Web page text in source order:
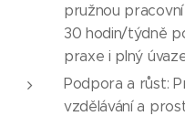
pružnou
30 hodin/týdně
praxe i plný
Podpora a růst:
vzdělávání a